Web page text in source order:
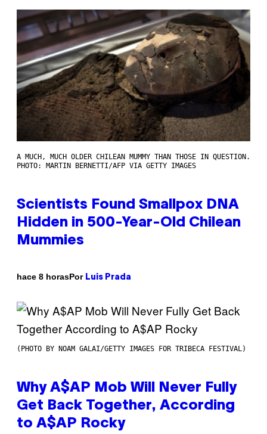
A MUCH, MUCH OLDER CHILEAN MUMMY THAN THOSE IN QUESTION.
PHOTO: MARTIN BERNETTI/AFP VIA GETTY IMAGES
Scientists Found Smallpox DNA
Hidden in 500-Year-Old Chilean
Mummies
hace 8 horasPor Luis Prada
(PHOTO BY NOAM GALAI/GETTY IMAGES FOR TRIBECA FESTIVAL)
Why A$AP Mob Will Never Fully
Get Back Together, According
to A$AP Rocky